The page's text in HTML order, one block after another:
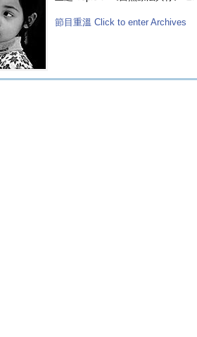
節目重溫 Click to enter Archives